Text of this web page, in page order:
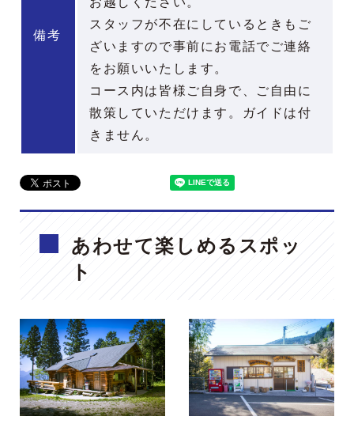
備考
スタッフが不在にしているときもご
ざいますので事前にお電話でご連絡
をお願いいたします。
コース内は皆様ご自身で、ご自由に
散策していただけます。ガイドは付
きません。
あわせて楽しめるスポッ
ト